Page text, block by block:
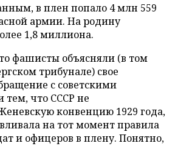
в плен попало 4 млн 559
армии. На родину
1,8 миллиона.
фашисты объясняли (в том
трибунале) свое
с советскими
что СССР не
конвенцию 1929 года,
на тот момент правила
и офицеров в плену. Понятно,